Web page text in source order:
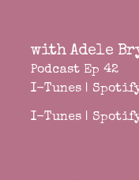
with Adele
Podcast Ep 42
I-Tunes |
I-Tunes |